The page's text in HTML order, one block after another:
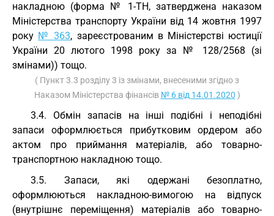
накладною (форма № 1-ТН, затверджена наказом
Міністерства транспорту України від 14 жовтня 1997
року № 363, зареєстрованим в Міністерстві юстиції
України 20 лютого 1998 року за № 128/2568 (зі
змінами)) тощо.
( Пункт 3.3 розділу 3 із змінами, внесеними згідно з
Наказом Міністерства фінансів № 6 від 14.01.2020 )
3.4. Обмін запасів на інші подібні і неподібні
запаси оформлюється прибутковим ордером або
актом про приймання матеріалів, або товарно-
транспортною накладною тощо.
3.5. Запаси, які одержані безоплатно,
оформлюються накладною-вимогою на відпуск
(внутрішнє переміщення) матеріалів або товарно-